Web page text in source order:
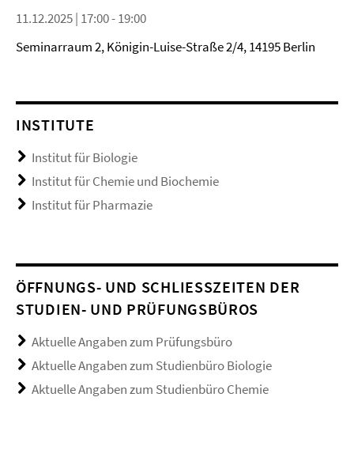
11.12.2025 | 17:00 - 19:00
Seminarraum 2, Königin-Luise-Straße 2/4, 14195 Berlin
INSTITUTE
Institut für Biologie
Institut für Chemie und Biochemie
Institut für Pharmazie
ÖFFNUNGS- UND SCHLIESSZEITEN DER S
TUDIEN- UND PRÜFUNGSBÜROS
Aktuelle Angaben zum Prüfungsbüro
Aktuelle Angaben zum Studienbüro Biologie
Aktuelle Angaben zum Studienbüro Chemie